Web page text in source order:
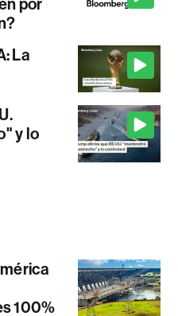
por
La
y lo
100%